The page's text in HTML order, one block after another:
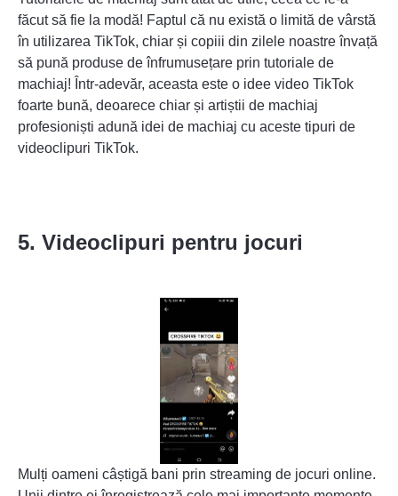
făcut să fie la modă! Faptul că nu există o limită de vârstă
în utilizarea TikTok, chiar și copiii din zilele noastre învață
să pună produse de înfrumusețare prin tutoriale de
machiaj! Într-adevăr, aceasta este o idee video TikTok
foarte bună, deoarece chiar și artiștii de machiaj
profesioniști adună idei de machiaj cu aceste tipuri de
videoclipuri TikTok.
5. Videoclipuri pentru jocuri
Mulți oameni câștigă bani prin streaming de jocuri online.